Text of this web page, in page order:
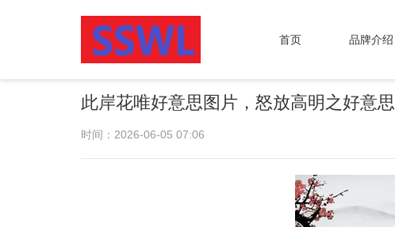
首页 品牌介绍
此岸花唯好意思图片，怒放高明之好意思
时间：2026-06-05 07:06